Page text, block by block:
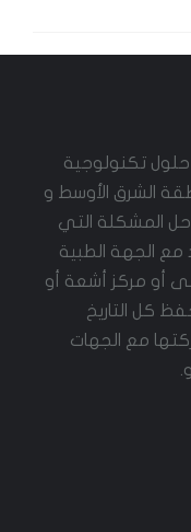
تكنولوجية
الشرق الأوسط و
حل المشكلة التي
الجهة الطبية
أو مركز أشعة أو
كل التاريخ
مع الجهات